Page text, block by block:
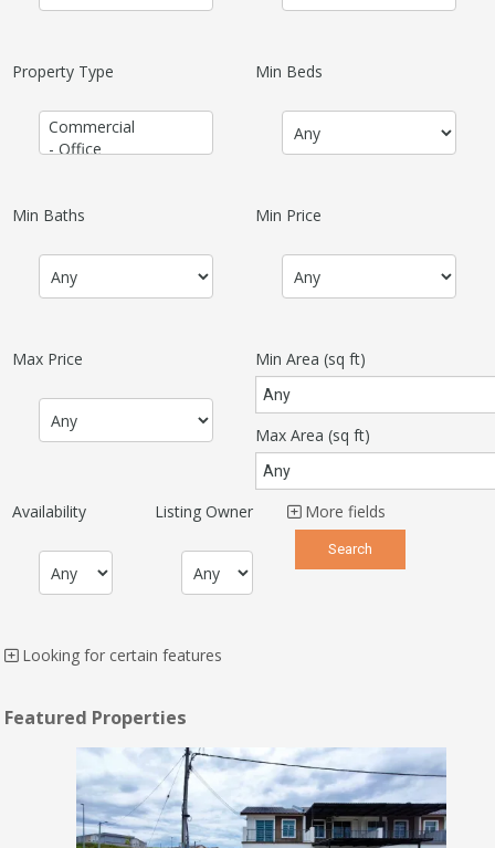
Property Type Min Beds
Min Baths Min Price
Max Price Min Area (sq ft)
Max Area (sq ft)
Availability Listing Owner More fields
Looking for certain features
Featured Properties